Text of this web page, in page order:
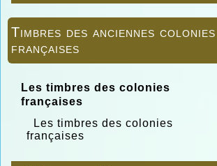
Timbres des anciennes colonies
françaises
Les timbres des colonies
françaises
Les timbres des colonies
françaises